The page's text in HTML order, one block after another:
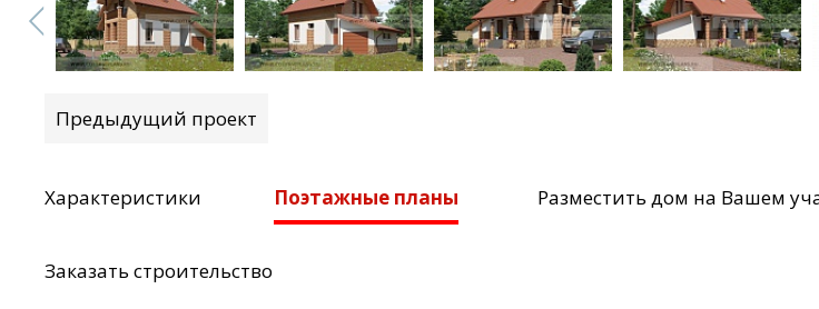
Предыдущий проект
Характеристики Поэтажные планы Разместить дом на Вашем
Заказать строительство